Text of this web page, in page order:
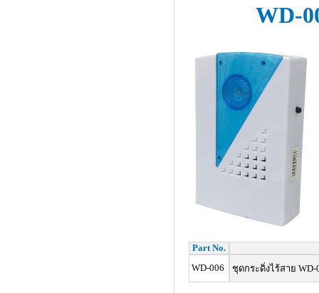
WD-
Part No.
WD-006
ชุดกระดิ่งไร้สาย WD-